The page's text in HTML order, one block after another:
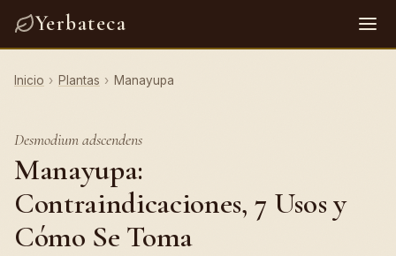
Yerbateca
Inicio › Plantas › Manayupa
Desmodium adscendens
Manayupa:
Contraindicaciones, 7 Usos y
Cómo Se Toma